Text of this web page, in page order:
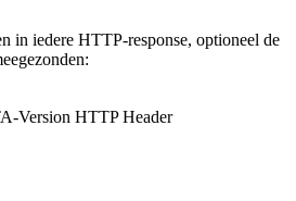
in iedere HTTP-response, optioneel de
Version HTTP Header